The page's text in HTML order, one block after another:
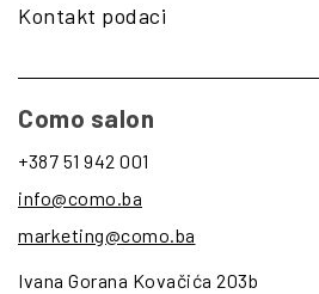
Kontakt podaci
Como salon
+387 51 942 001
info@como.ba
marketing@como.ba
Ivana Gorana Kovačića 203b